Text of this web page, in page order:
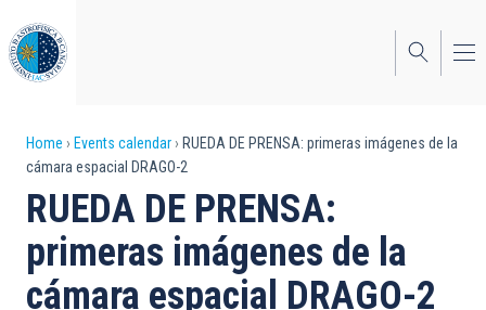
to
main
content
Breadcrumb
Home Events calendar
RUEDA DE PRENSA: primeras imágenes de la
cámara espacial DRAGO-2
RUEDA DE PRENSA:
primeras imágenes de la
cámara espacial DRAGO-2